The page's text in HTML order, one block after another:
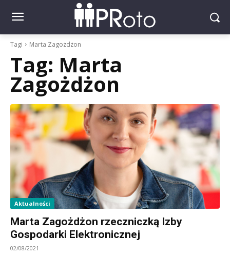
Tagi Marta Zagożdżon
Tag: Marta
Zagożdżon
Aktualności
Marta Zagożdżon rzeczniczką Izby
Gospodarki Elektronicznej
02/08/2021